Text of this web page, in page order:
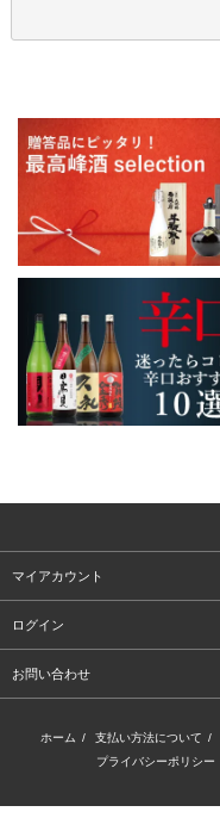
マイアカウント
ログイン
お問い合わせ
ホーム / 支払い方法について /
プライバシーポリシー